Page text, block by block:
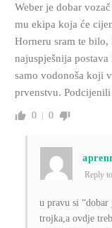
Weber je dobar
mu ekipa koja će
Horneru sram te
najuspješnija
samo vodonoša koji
prvenstvu.
0 0
Reply to
u pravu si
trojka,a ovdje